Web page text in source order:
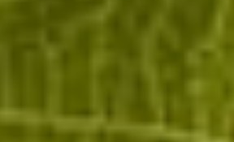
Visitez aussi